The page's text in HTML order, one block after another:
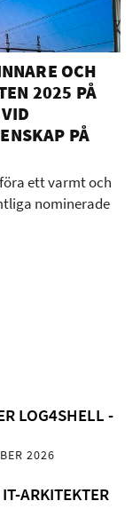
OCH
2025 PÅ
PÅ
ett varmt och
nominerade
LOG4SHELL -
2026
ARKITEKTER